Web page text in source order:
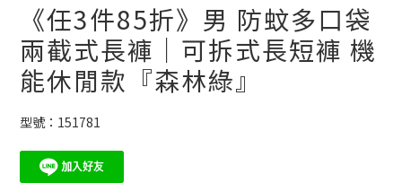
《任3件85折》男 防蚊多口袋
兩截式長褲｜可拆式長短褲 機
能休閒款『森林綠』
型號：151781